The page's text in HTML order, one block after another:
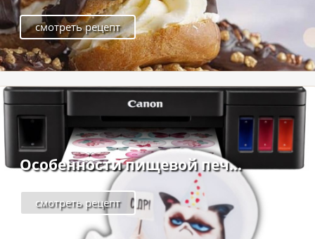
смотреть рецепт
Особенности пищевой печ...
смотреть рецепт